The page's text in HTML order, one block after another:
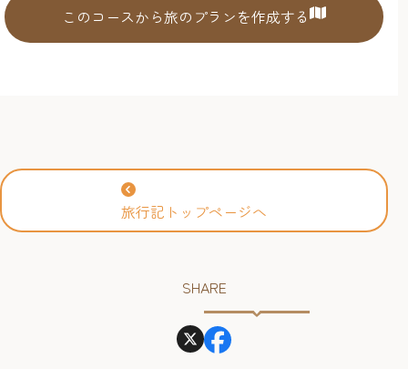
このコースから旅のプランを作成する
旅行記トップページへ
SHARE